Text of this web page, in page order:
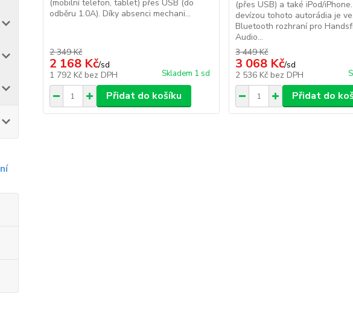
(mobilní telefon, tablet) přes USB (do
odběru 1.0A). Díky absenci mechani...
2 349 Kč
2 168 Kč/sd
1 792 Kč bez DPH Skladem 1 sd
Přidat do košíku
(přes USB) a také iPod/
devízou tohoto autorádia je
Bluetooth rozhraní pro
Audio...
3 449 Kč
3 068 Kč/sd
2 536 Kč bez DPH
Přidat do